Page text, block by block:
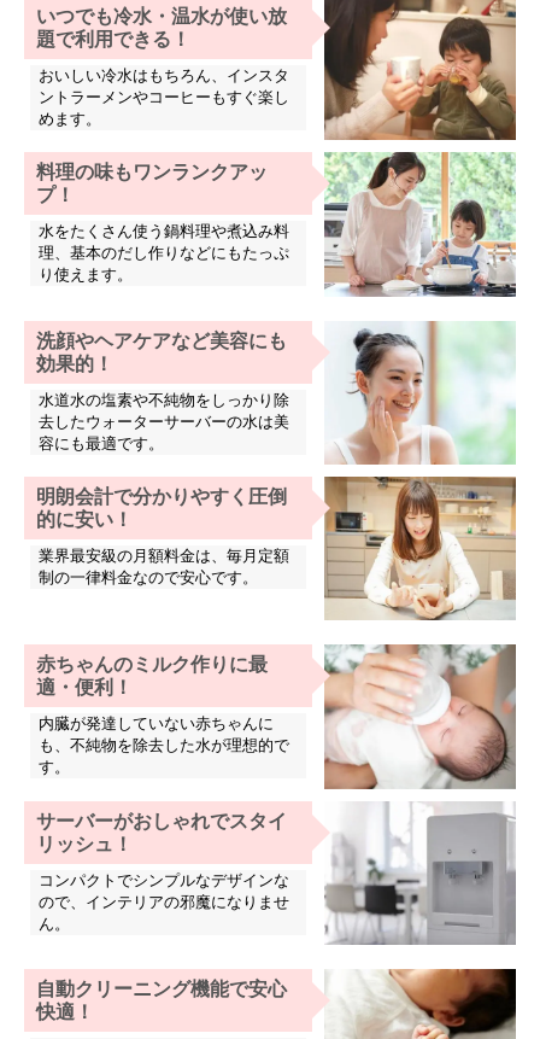
いつでも冷水・温水が使い放
題で利用できる！
おいしい冷水はもちろん、インスタ
ントラーメンやコーヒーもすぐ楽し
めます。
料理の味もワンランクアッ
プ！
水をたくさん使う鍋料理や煮込み料
理、基本のだし作りなどにもたっぷ
り使えます。
洗顔やヘアケアなど美容にも
効果的！
水道水の塩素や不純物をしっかり除
去したウォーターサーバーの水は美
容にも最適です。
明朗会計で分かりやすく圧倒
的に安い！
業界最安級の月額料金は、毎月定額
制の一律料金なので安心です。
赤ちゃんのミルク作りに最
適・便利！
内臓が発達していない赤ちゃんに
も、不純物を除去した水が理想的で
す。
サーバーがおしゃれでスタイ
リッシュ！
コンパクトでシンプルなデザインな
ので、インテリアの邪魔になりませ
ん。
自動クリーニング機能で安心
快適！